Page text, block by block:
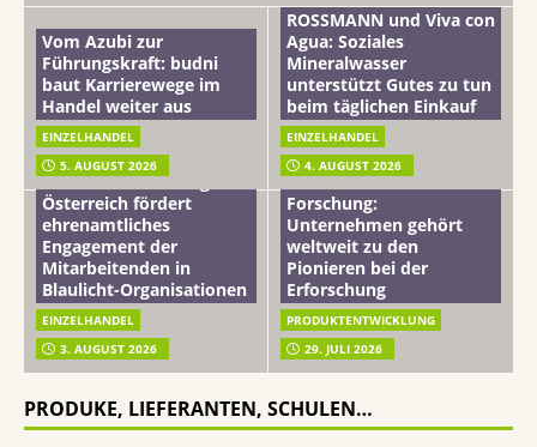
Vom Azubi zur
Führungskraft: budni
baut Karrierewege im
Handel weiter aus
EINZELHANDEL
5. AUGUST 2026
ROSSMANN und Viva con
Agua: Soziales
Mineralwasser
unterstützt Gutes zu tun
beim täglichen Einkauf
EINZELHANDEL
4. AUGUST 2026
mehr vom leben tag: dm
Österreich fördert
ehrenamtliches
Engagement der
Mitarbeitenden in
Blaulicht-Organisationen
EINZELHANDEL
3. AUGUST 2026
Beiersdorf
Hautmikrobiom-
Forschung:
Unternehmen gehört
weltweit zu den
Pionieren bei der
Erforschung
PRODUKTENTWICKLUNG
29. JULI 2026
PRODUKE, LIEFERANTEN, SCHULEN…